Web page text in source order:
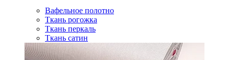
Вафельное полотно
Ткань рогожка
Ткань перкаль
Ткань сатин